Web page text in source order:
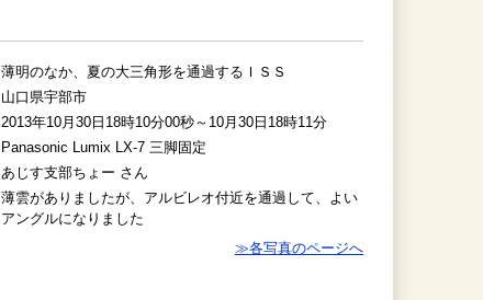
薄明のなか、夏の大三角形を通過するＩＳＳ
山口県宇部市
2013年10月30日18時10分00秒～10月30日18時11分
Panasonic Lumix LX-7 三脚固定
あじす支部ちょー さん
薄雲がありましたが、アルビレオ付近を通過して、よい
アングルになりました
≫各写真のページへ